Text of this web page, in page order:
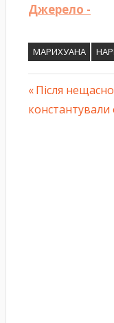
Джерело -
МАРИХУАНА
Навігація
Previous
Post:
Після